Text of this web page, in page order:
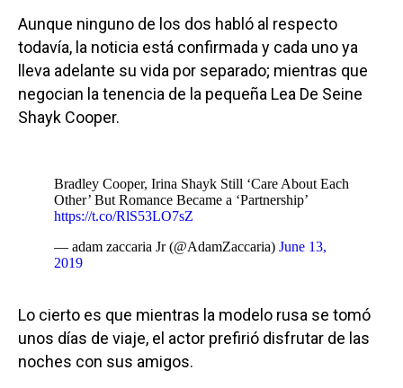
Aunque ninguno de los dos habló al respecto
todavía, la noticia está confirmada y cada uno ya
lleva adelante su vida por separado; mientras que
negocian la tenencia de la pequeña Lea De Seine
Shayk Cooper.
Bradley Cooper, Irina Shayk Still ‘Care About Each
Other’ But Romance Became a ‘Partnership’
https://t.co/RlS53LO7sZ
— adam zaccaria Jr (@AdamZaccaria) June 13,
2019
Lo cierto es que mientras la modelo rusa se tomó
unos días de viaje, el actor prefirió disfrutar de las
noches con sus amigos.